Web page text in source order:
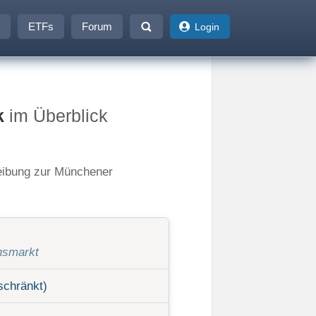
ETFs Forum Login
im Überblick
zur Münchener